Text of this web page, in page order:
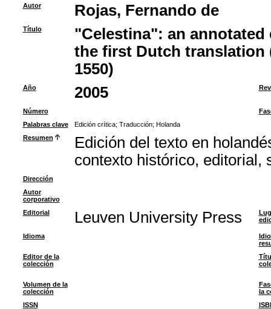
Autor Rojas, Fernando de
Título
"Celestina": an annotated
the first Dutch translation
1550)
Año 2005
Número
Palabras clave
Edición crítica; Traducción; Holanda
Resumen
Edición del texto en
contexto histórico, editorial,
Dirección
Autor
corporativo
Editorial
Leuven University Press
Idioma
Editor de la
colección
Volumen de la
colección
la
ISSN